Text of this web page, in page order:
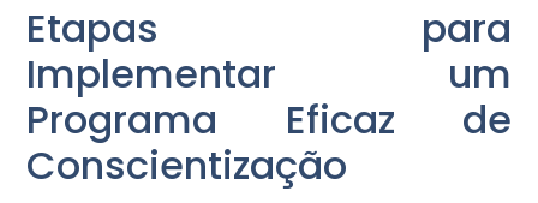
Etapas para
Implementar um
Programa Eficaz de
Conscientização